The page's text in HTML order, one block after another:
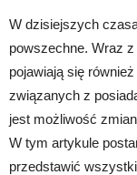
W dzisiejszych
powszechne. Wraz
pojawiają się
związanych z
jest możliwość
W tym artykule
przedstawić